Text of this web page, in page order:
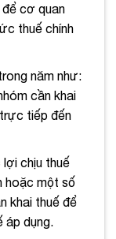
cơ quan
thuế chính
năm như:
cần khai
tiếp đến
chịu thuế
hoặc một số
khai thuế để
áp dụng.